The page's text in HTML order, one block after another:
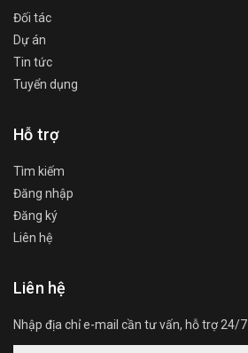
Đối tác
Dự án
Tin tức
Tuyển dụng
Hỗ trợ
Tìm kiếm
Đăng nhập
Đăng ký
Liên hệ
Liên hệ
Nhập địa chỉ e-mail cần tư vấn, hỗ trợ 24/7